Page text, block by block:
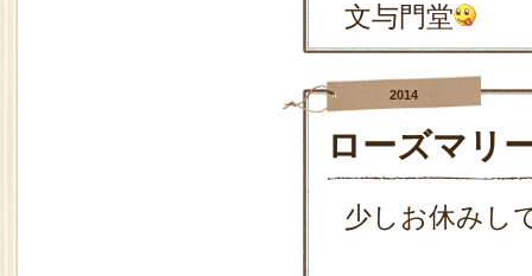
文与門堂
2014
ローズマリ
少しお休みし